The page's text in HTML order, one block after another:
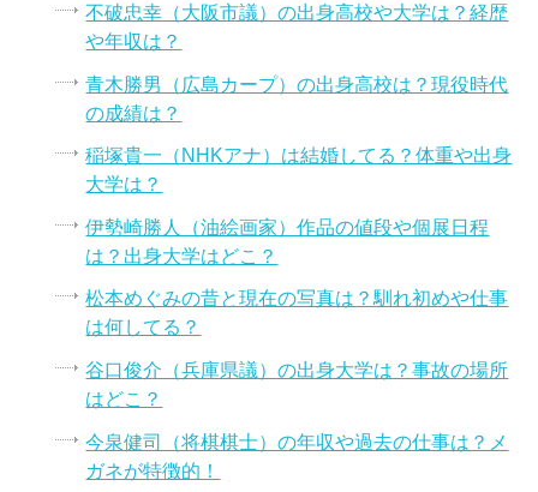
不破忠幸（大阪市議）の出身高校や大学は？経歴
や年収は？
青木勝男（広島カープ）の出身高校は？現役時代
の成績は？
稲塚貴一（NHKアナ）は結婚してる？体重や出身
大学は？
伊勢崎勝人（油絵画家）作品の値段や個展日程
は？出身大学はどこ？
松本めぐみの昔と現在の写真は？馴れ初めや仕事
は何してる？
谷口俊介（兵庫県議）の出身大学は？事故の場所
はどこ？
今泉健司（将棋棋士）の年収や過去の仕事は？メ
ガネが特徴的！